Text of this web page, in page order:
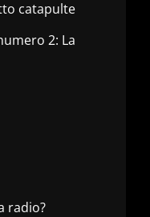
catapulte
2: La
radio?